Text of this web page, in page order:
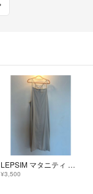
LEPSIM マタニティ ワンピース 春夏用
¥3,500